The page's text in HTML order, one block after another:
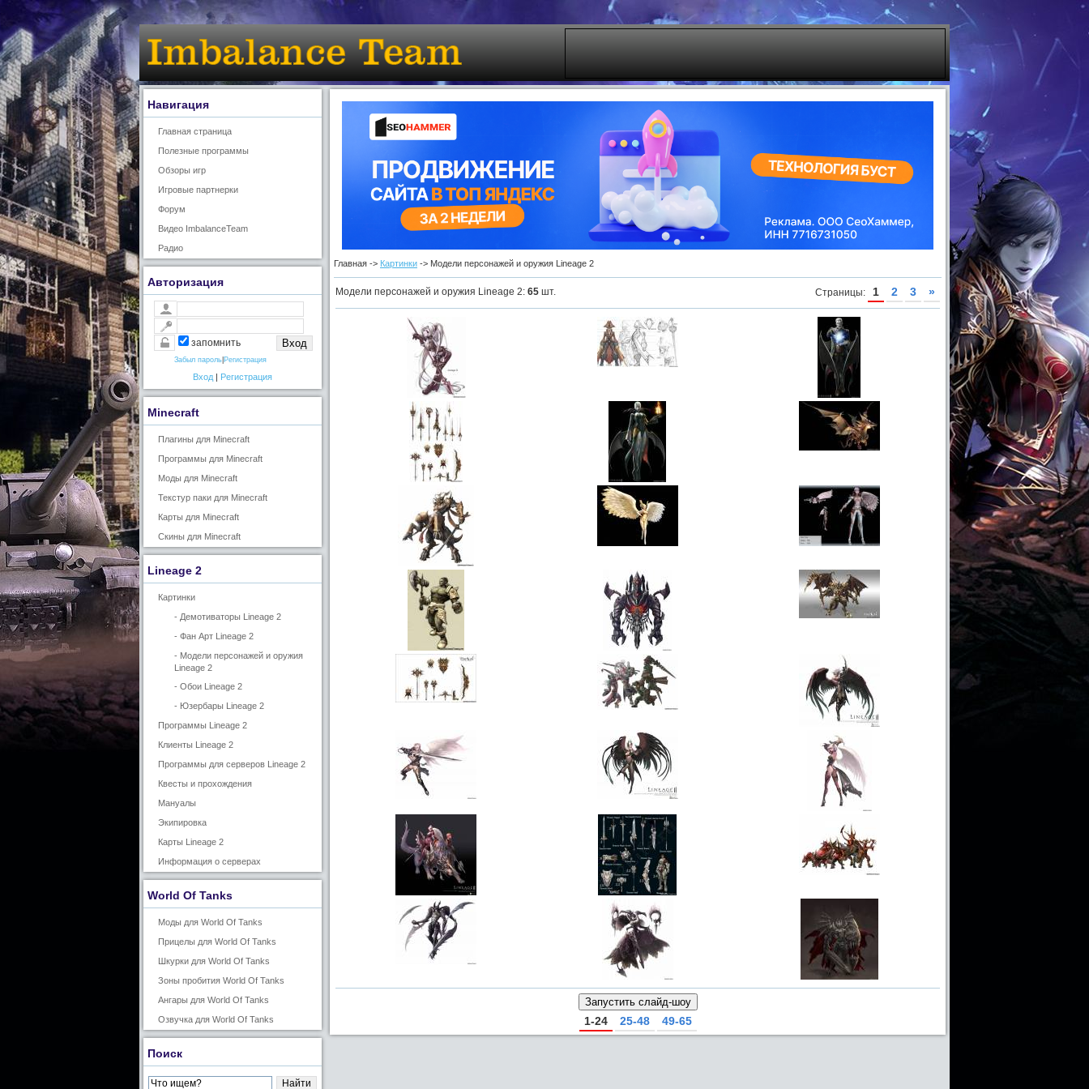
Навигация
Главная страница
Полезные программы
Обзоры игр
Игровые партнерки
Форум
Видео ImbalanceTeam
Радио
Авторизация
запомнить
Забыл пароль Регистрация
Вход | Регистрация
Minecraft
Плагины для Minecraft
Программы для Minecraft
Моды для Minecraft
Текстур паки для Minecraft
Карты для Minecraft
Скины для Minecraft
Lineage 2
Картинки
- Демотиваторы Lineage 2
- Фан Арт Lineage 2
- Модели персонажей и оружия
Lineage 2
- Обои Lineage 2
- Юзербары Lineage 2
Программы Lineage 2
Клиенты Lineage 2
Программы для серверов Lineage 2
Квесты и прохождения
Мануалы
Экипировка
Карты Lineage 2
Информация о серверах
World Of Tanks
Моды для World Of Tanks
Прицелы для World Of Tanks
Шкурки для World Of Tanks
Зоны пробития World Of Tanks
Ангары для World Of Tanks
Озвучка для World Of Tanks
Поиск
Главная -> Картинки -> Модели персонажей и оружия Lineage 2
Модели персонажей и оружия Lineage 2: 65 шт. Страницы: 1 2 3 »
1-24 25-48 49-65